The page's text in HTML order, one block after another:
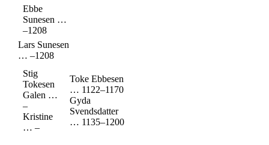
Ebbe
Sunesen …
–1208
Lars Sunesen
… –1208
Stig
Tokesen
Galen …
–
Kristine
… –
Toke Ebbesen
… 1122–1170
Gyda
Svendsdatter
… 1135–1200